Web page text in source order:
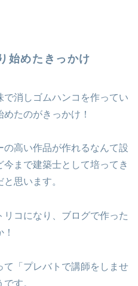
始めたきっかけ
消しゴムハンコを作ってい
たのがきっかけ！
の高い作品が作れるなんて設
まで建築士として培ってき
思います。
コになり、ブログで作った
「プレバトで講師をしませ
す。